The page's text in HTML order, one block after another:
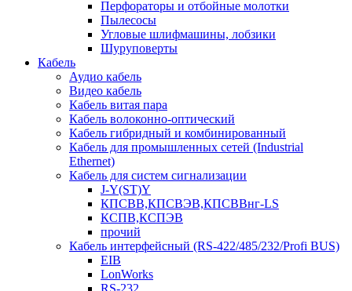
Перфораторы и отбойные молотки
Пылесосы
Угловые шлифмашины, лобзики
Шуруповерты
Кабель
Аудио кабель
Видео кабель
Кабель витая пара
Кабель волоконно-оптический
Кабель гибридный и комбинированный
Кабель для промышленных сетей (Industrial
Ethernet)
Кабель для систем сигнализации
J-Y(ST)Y
КПСВВ,КПСВЭВ,КПСВВнг-LS
КСПВ,КСПЭВ
прочий
Кабель интерфейсный (RS-422/485/232/Profi BUS)
EIB
LonWorks
RS-232